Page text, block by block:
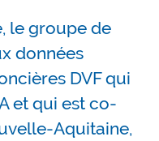
le groupe de
données
DVF qui
et qui est co-
Aquitaine,